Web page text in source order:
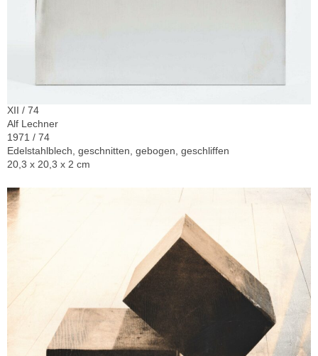
XII / 74
Alf Lechner
1971 / 74
Edelstahlblech, geschnitten, gebogen, geschliffen
20,3 x 20,3 x 2 cm